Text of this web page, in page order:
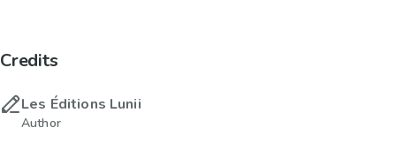
Credits
Les Éditions Lunii
Author